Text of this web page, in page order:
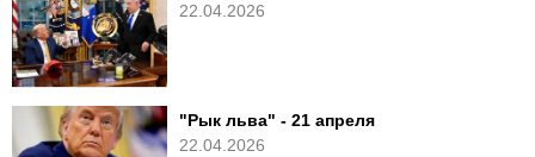
22.04.2026
"Рык льва" - 21 апреля
22.04.2026